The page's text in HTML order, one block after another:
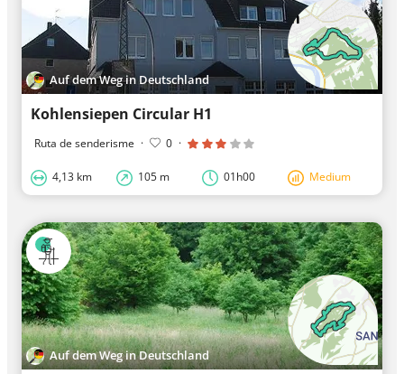
Auf dem Weg in Deutschland
Kohlensiepen Circular H1
Ruta de senderisme · 0 ·
4,13 km 105 m 01h00 Medium
Auf dem Weg in Deutschland